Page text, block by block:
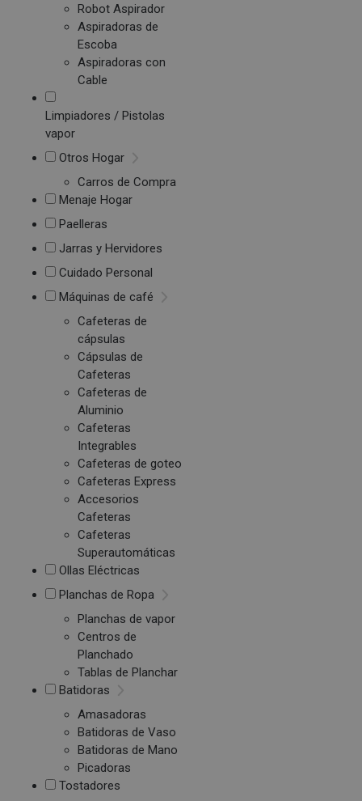
Robot Aspirador
Aspiradoras de
Escoba
Aspiradoras con
Cable
Limpiadores / Pistolas
vapor
Otros Hogar
Carros de Compra
Menaje Hogar
Paelleras
Jarras y Hervidores
Cuidado Personal
Máquinas de café
Cafeteras de
cápsulas
Cápsulas de
Cafeteras
Cafeteras de
Aluminio
Cafeteras
Integrables
Cafeteras de goteo
Cafeteras Express
Accesorios
Cafeteras
Cafeteras
Superautomáticas
Ollas Eléctricas
Planchas de Ropa
Planchas de vapor
Centros de
Planchado
Tablas de Planchar
Batidoras
Amasadoras
Batidoras de Vaso
Batidoras de Mano
Picadoras
Tostadores